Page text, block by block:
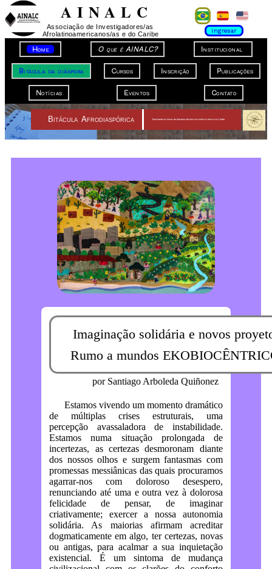
A I N A L C
Associação de Investigadores/as
Afrolatinoamericanos/as e do Caribe
Ingresar
Home O que é AINALC? Institucional
Bitácula da diáspora Cursos Inscrição Publicações
Notícias Eventos Contato
B ITÁCULA AFRODIASPÓRICA Transitando os temas da diáspora africana na América Latina e no Caribe
Imaginação solidária e novos
Rumo a mundos
por Santiago Arboleda Quiñonez
Estamos vivendo um momento dramático
de múltiplas crises estruturais, uma
percepção avassaladora de instabilidade.
Estamos numa situação prolongada de
incertezas, as certezas desmoronam diante
dos nossos olhos e surgem fantasmas com
promessas messiânicas das quais procuramos
agarrar-nos com doloroso desespero,
renunciando até uma e outra vez à dolorosa
felicidade de pensar, de imaginar
criativamente; exercer a nossa autonomia
solidária. As maiorias afirmam acreditar
dogmaticamente em algo, ter certezas, novas
ou antigas, para acalmar a sua inquietação
existencial. É um sintoma de mudança